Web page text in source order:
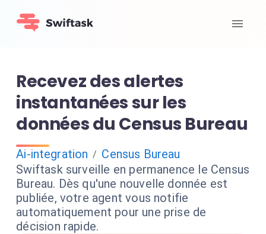
Recevez des alertes
instantanées sur les
données du Census Bureau
Ai-integration / Census Bureau
Swiftask surveille en permanence le Census
Bureau. Dès qu'une nouvelle donnée est
publiée, votre agent vous notifie
automatiquement pour une prise de
décision rapide.